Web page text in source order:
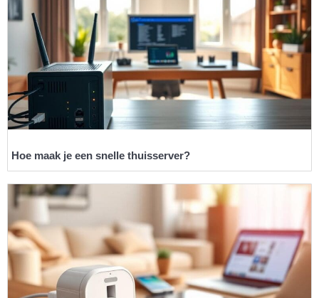
Hoe maak je een snelle thuisserver?